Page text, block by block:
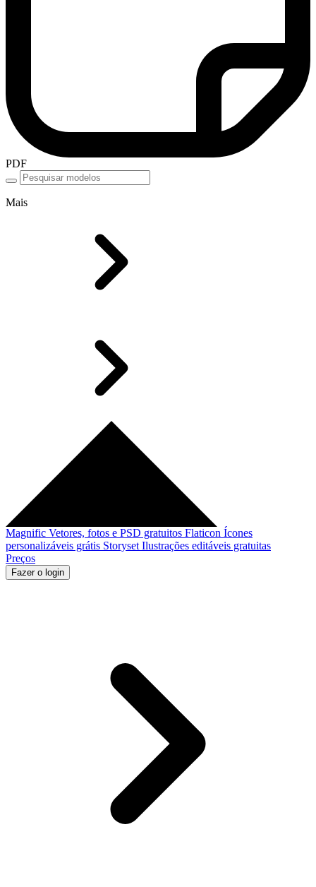
PDF
Mais
Magnific Vetores, fotos e PSD gratuitos Flaticon Ícones
personalizáveis grátis Storyset Ilustrações editáveis gratuitas
Preços
Fazer o login